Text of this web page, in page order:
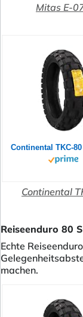
Mitas E-
Continental
Reiseenduro 80
Echte
machen.